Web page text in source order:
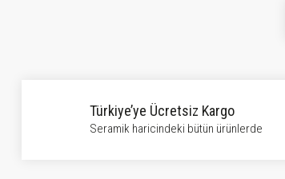
Türkiye’ye Ücretsiz Kargo
Seramik haricindeki bütün ürünlerde